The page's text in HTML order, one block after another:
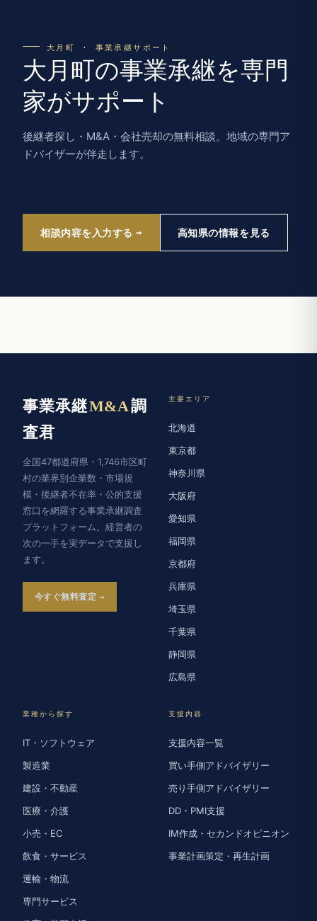
大月町 · 事業承継サポート
大月町の事業承継を専門
家がサポート
後継者探し・M&A・会社売却の無料相談。地域の専門ア
ドバイザーが伴走します。
相談内容を入力する 高知県の情報を見る
事業承継M&A調
査君
全国47都道府県・1,746市区町
村の業界別企業数・市場規
模・後継者不在率・公的支援
窓口を網羅する事業承継調査
プラットフォーム。経営者の
次の一手を実データで支援し
ます。
今すぐ無料査定
主要エリア
北海道
東京都
神奈川県
大阪府
愛知県
福岡県
京都府
兵庫県
埼玉県
千葉県
静岡県
広島県
業種から探す
IT・ソフトウェア
製造業
建設・不動産
医療・介護
小売・EC
飲食・サービス
運輸・物流
専門サービス
支援内容
支援内容一覧
買い手側アドバイザリー
売り手側アドバイザリー
DD・PMI支援
IM作成・セカンドオピニオン
事業計画策定・再生計画